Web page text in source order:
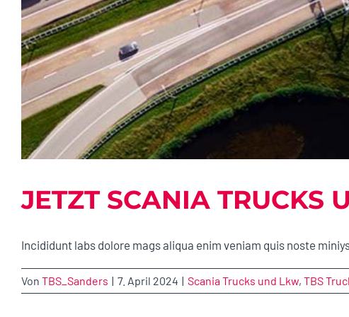
JETZT SCANIA TRUCKS
Incididunt labs dolore mags aliqua enim veniam quis noste
Von TBS_Sanders | 7. April 2024 | Scania Trucks und Lkw, TBS